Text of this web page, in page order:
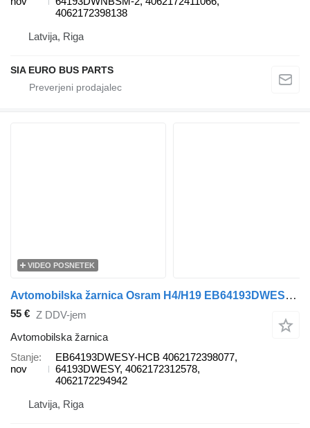
4062172398138
Latvija, Riga
SIA EURO BUS PARTS
VIDEO POSNETEK
Avtomobilska žarnica Osram H4/H19 EB64193DWESY-HCB za vozilo
55 € Z DDV-jem
Avtomobilska žarnica
Stanje
nov
EB64193DWESY-HCB 4062172398077,
64193DWESY, 4062172312578,
4062172294942
Latvija, Riga